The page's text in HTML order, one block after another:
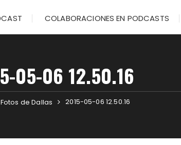
COLABORACIONES EN PODCASTS
05-06 12.50.16
Fotos de Dallas 2015-05-06 12.50.16